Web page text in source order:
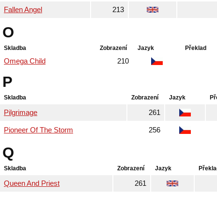
Fallen Angel 213
O
Skladba Zobrazení Jazyk Překlad
Omega Child 210
P
Skladba Zobrazení Jazyk
Pilgrimage 261
Pioneer Of The Storm 256
Q
Skladba Zobrazení Jazyk
Queen And Priest 261